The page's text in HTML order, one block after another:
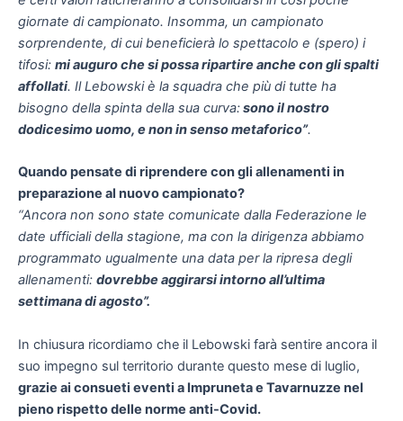
giornate di campionato. Insomma, un campionato
sorprendente, di cui beneficierà lo spettacolo e (spero) i
tifosi: mi auguro che si possa ripartire anche con gli spalti
affollati. Il Lebowski è la squadra che più di tutte ha
bisogno della spinta della sua curva:sono il nostro
dodicesimo uomo, e non in senso metaforico”.
Quando pensate di riprendere con gli allenamenti in
preparazione al nuovo campionato?
“Ancora non sono state comunicate dalla Federazione le
date ufficiali della stagione, ma con la dirigenza abbiamo
programmato ugualmente una data per la ripresa degli
allenamenti: dovrebbe aggirarsi intorno all’ultima
settimana di agosto”.
In chiusura ricordiamo che il Lebowski farà sentire ancora il
suo impegno sul territorio durante questo mese di luglio,
grazie ai consueti eventi a Impruneta e Tavarnuzze nel
pieno rispetto delle norme anti-Covid.